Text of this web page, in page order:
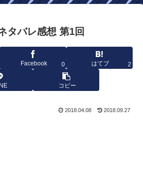
タバレ感想 第1回
Facebook 0 はてブ 2
コピー
2018.04.08 2018.09.27